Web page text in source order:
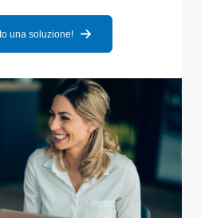
una soluzione!